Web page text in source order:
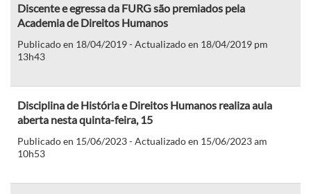
Discente e egressa da FURG são premiados pela
Academia de Direitos Humanos
Publicado en 18/04/2019 - Actualizado en 18/04/2019 pm
13h43
Disciplina de História e Direitos Humanos realiza aula
aberta nesta quinta-feira, 15
Publicado en 15/06/2023 - Actualizado en 15/06/2023 am
10h53